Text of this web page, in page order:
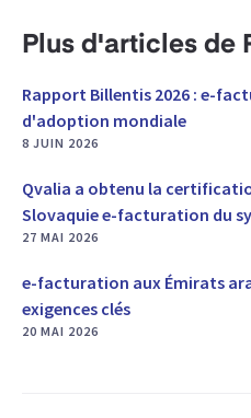
Plus d'articles de
Rapport Billentis 2026 : e-
d'adoption mondiale
8 JUIN 2026
Qvalia a obtenu la
Slovaquie e-facturation du
27 MAI 2026
e-facturation aux Émirats
exigences clés
20 MAI 2026